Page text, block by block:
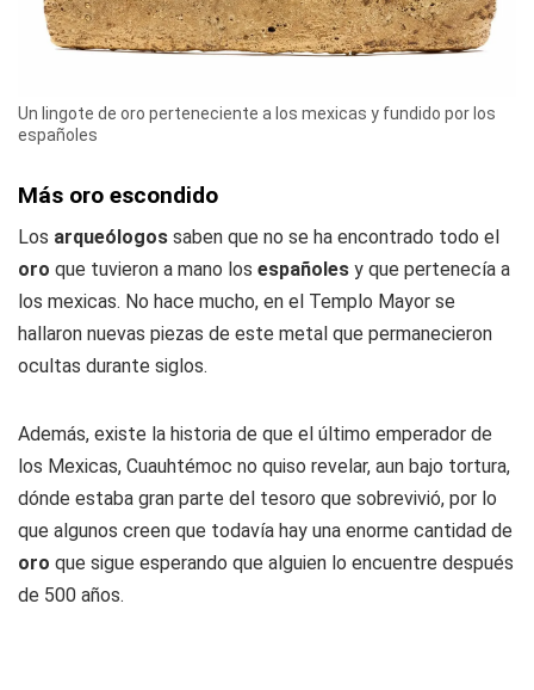
Un lingote de oro perteneciente a los mexicas y fundido por los
españoles
Más oro escondido
Los arqueólogos saben que no se ha encontrado todo el
oro que tuvieron a mano los españoles y que pertenecía a
los mexicas. No hace mucho, en el Templo Mayor se
hallaron nuevas piezas de este metal que permanecieron
ocultas durante siglos.
Además, existe la historia de que el último emperador de
los Mexicas, Cuauhtémoc no quiso revelar, aun bajo tortura,
dónde estaba gran parte del tesoro que sobrevivió, por lo
que algunos creen que todavía hay una enorme cantidad de
oro que sigue esperando que alguien lo encuentre después
de 500 años.